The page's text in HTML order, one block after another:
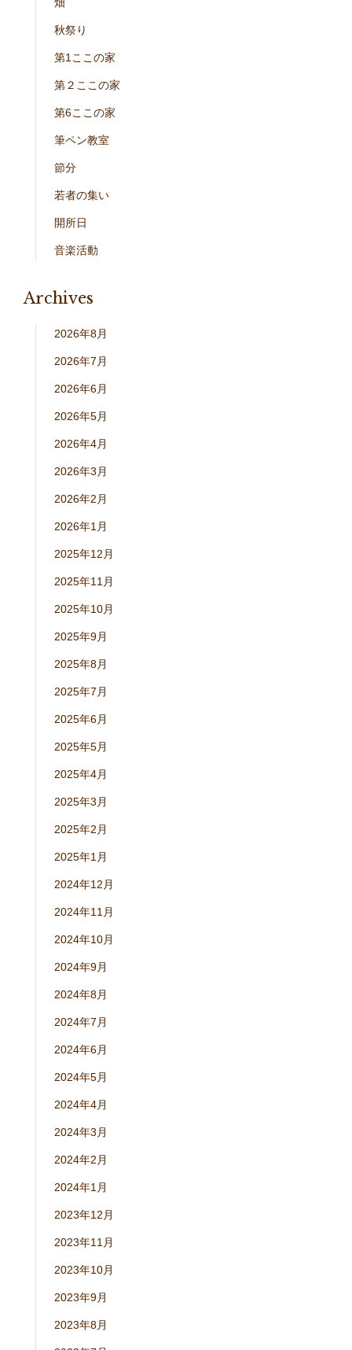
畑
秋祭り
第1ここの家
第２ここの家
第6ここの家
筆ペン教室
節分
若者の集い
開所日
音楽活動
Archives
2026年8月
2026年7月
2026年6月
2026年5月
2026年4月
2026年3月
2026年2月
2026年1月
2025年12月
2025年11月
2025年10月
2025年9月
2025年8月
2025年7月
2025年6月
2025年5月
2025年4月
2025年3月
2025年2月
2025年1月
2024年12月
2024年11月
2024年10月
2024年9月
2024年8月
2024年7月
2024年6月
2024年5月
2024年4月
2024年3月
2024年2月
2024年1月
2023年12月
2023年11月
2023年10月
2023年9月
2023年8月